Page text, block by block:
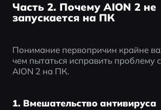
Часть 2. Почему AION 2 не
запускается на ПК
Понимание первопричин крайне
чем пытаться исправить проблему
AION 2 на ПК.
1. Вмешательство антивируса